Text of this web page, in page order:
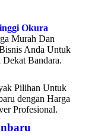
Okura
Murah Dan
Anda Untuk
Bandara.
Pilihan Untuk
dengan Harga
Profesional.